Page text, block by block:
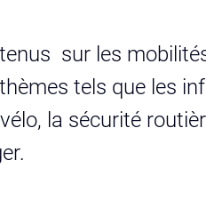
sur les
tels que les
la sécurité